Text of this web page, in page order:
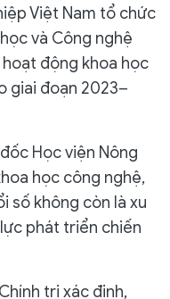
Việt Nam tổ chức
và Công nghệ
động khoa học
giai đoạn 2023–
Học viện Nông
học công nghệ,
số không còn là xu
phát triển chiến
trị xác định,